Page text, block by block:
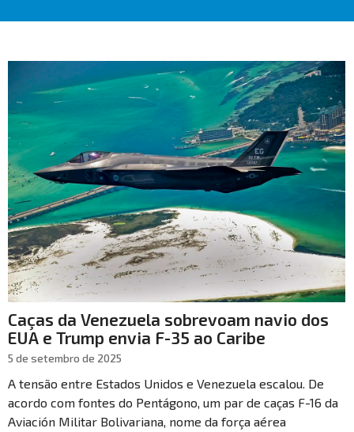
Caças da Venezuela sobrevoam navio dos
EUA e Trump envia F-35 ao Caribe
5 de setembro de 2025
A tensão entre Estados Unidos e Venezuela escalou. De
acordo com fontes do Pentágono, um par de caças F-16 da
Aviación Militar Bolivariana, nome da força aérea